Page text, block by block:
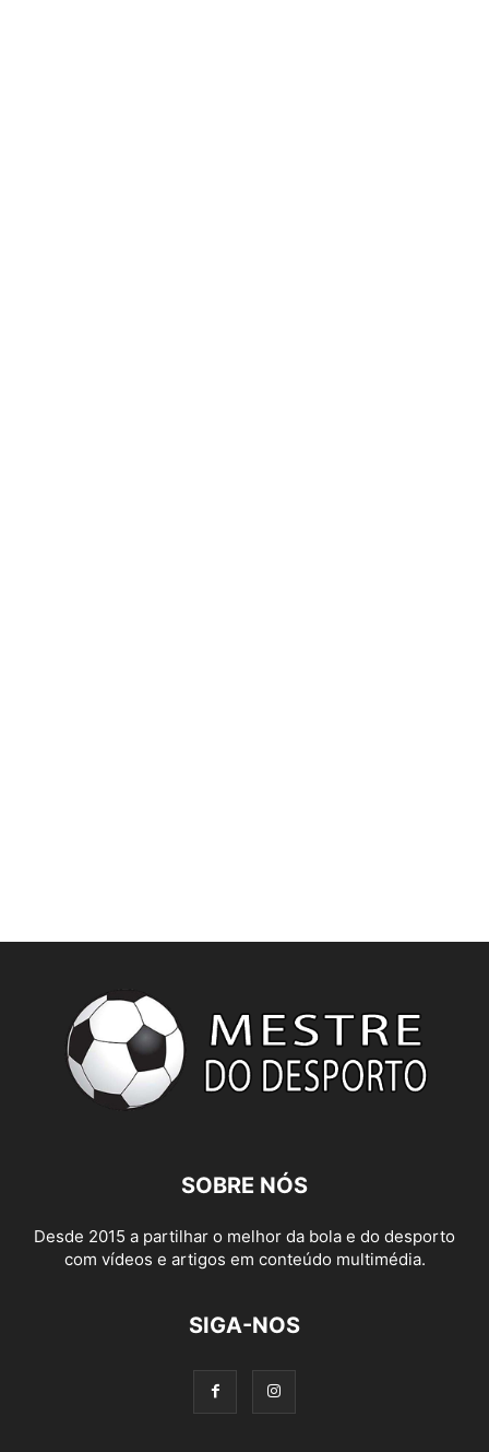
SOBRE NÓS
Desde 2015 a partilhar o melhor da bola e do desporto
com vídeos e artigos em conteúdo multimédia.
SIGA-NOS